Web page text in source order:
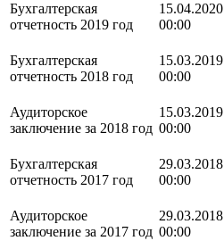
Бухгалтерская
отчетность 2019 год
15.04.2020
00:00
Бухгалтерская
отчетность 2018 год
15.03.2019
00:00
Аудиторское
заключение за 2018 год
15.03.2019
00:00
Бухгалтерская
отчетность 2017 год
29.03.2018
00:00
Аудиторское
заключение за 2017 год
29.03.2018
00:00